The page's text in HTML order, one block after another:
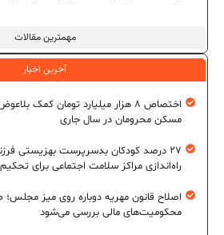
مهمترین مقالات
آخرین اخبار
اختصاص ۸ هزار میلیارد تومان کمک
مسکن محرومان در سال جاری
۲۷ درصد کودکان بدسرپرست بهزیستی
راه‌اندازی مراکز سلامت اجتماعی برای تحکیم
اصلاح قانون مهریه دوباره روی میز
محکومیت‌های مالی بررسی می‌شود